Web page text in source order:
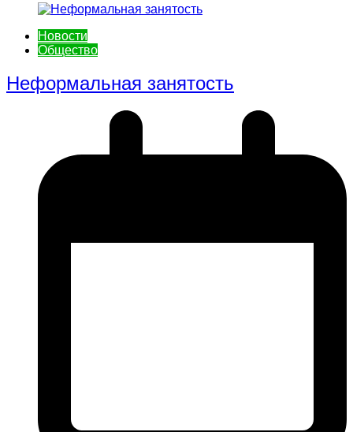
Новости
Общество
Неформальная занятость